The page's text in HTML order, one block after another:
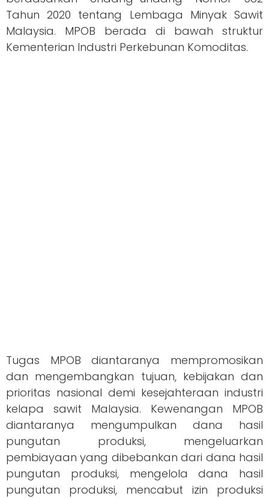
Tahun 2020 tentang Lembaga Minyak Sawit
Malaysia. MPOB berada di bawah struktur
Kementerian Industri Perkebunan Komoditas.
Tugas MPOB diantaranya mempromosikan
dan mengembangkan tujuan, kebijakan dan
prioritas nasional demi kesejahteraan industri
kelapa sawit Malaysia. Kewenangan MPOB
diantaranya mengumpulkan dana hasil
pungutan produksi, mengeluarkan
pembiayaan yang dibebankan dari dana hasil
pungutan produksi, mengelola dana hasil
pungutan produksi, mencabut izin produksi